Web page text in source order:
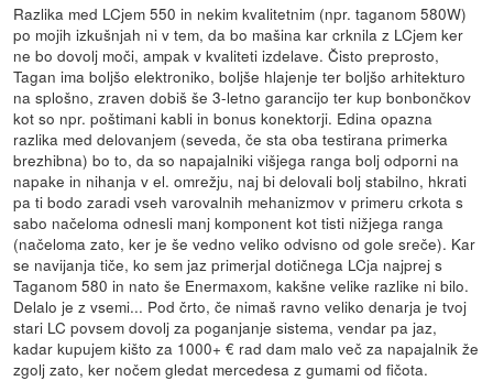
Razlika med LCjem 550 in nekim kvalitetnim (npr. taganom 580W)
po mojih izkušnjah ni v tem, da bo mašina kar crknila z LCjem ker
ne bo dovolj moči, ampak v kvaliteti izdelave. Čisto preprosto,
Tagan ima boljšo elektroniko, boljše hlajenje ter boljšo arhitekturo
na splošno, zraven dobiš še 3-letno garancijo ter kup bonbončkov
kot so npr. poštimani kabli in bonus konektorji. Edina opazna
razlika med delovanjem (seveda, če sta oba testirana primerka
brezhibna) bo to, da so napajalniki višjega ranga bolj odporni na
napake in nihanja v el. omrežju, naj bi delovali bolj stabilno, hkrati
pa ti bodo zaradi vseh varovalnih mehanizmov v primeru crkota s
sabo načeloma odnesli manj komponent kot tisti nižjega ranga
(načeloma zato, ker je še vedno veliko odvisno od gole sreče). Kar
se navijanja tiče, ko sem jaz primerjal dotičnega LCja najprej s
Taganom 580 in nato še Enermaxom, kakšne velike razlike ni bilo.
Delalo je z vsemi... Pod črto, če nimaš ravno veliko denarja je tvoj
stari LC povsem dovolj za poganjanje sistema, vendar pa jaz,
kadar kupujem kišto za 1000+ € rad dam malo več za napajalnik že
zgolj zato, ker nočem gledat mercedesa z gumami od fičota.